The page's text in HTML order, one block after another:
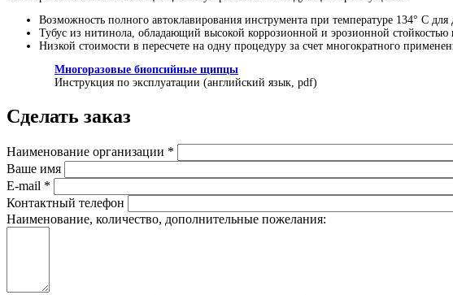
Возможность полного автоклавирования инструмента при температуре 134° С
Тубус из нитинола, обладающий высокой коррозионной и эрозионной
Низкой стоимости в пересчете на одну процедуру за счет многократного
Многоразовые биопсийные щипцы
Инструкция по эксплуатации (английский язык, pdf)
Сделать заказ
Наименование организации *
Ваше имя
E-mail *
Контактный телефон
Наименование, количество, дополнительные пожелания: